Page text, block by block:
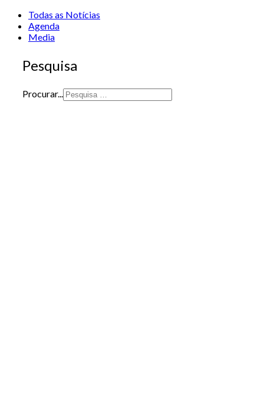
Todas as Notícias
Agenda
Media
Pesquisa
Procurar...